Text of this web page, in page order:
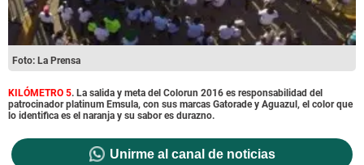
Foto: La Prensa
KILÓMETRO 5. La salida y meta del Colorun 2016 es responsabilidad del
patrocinador platinum Emsula, con sus marcas Gatorade y Aguazul, el color que
lo identifica es el naranja y su sabor es durazno.
Unirme al canal de noticias